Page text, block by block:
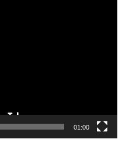
01:00